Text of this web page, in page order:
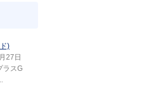
)
27日
ラスG